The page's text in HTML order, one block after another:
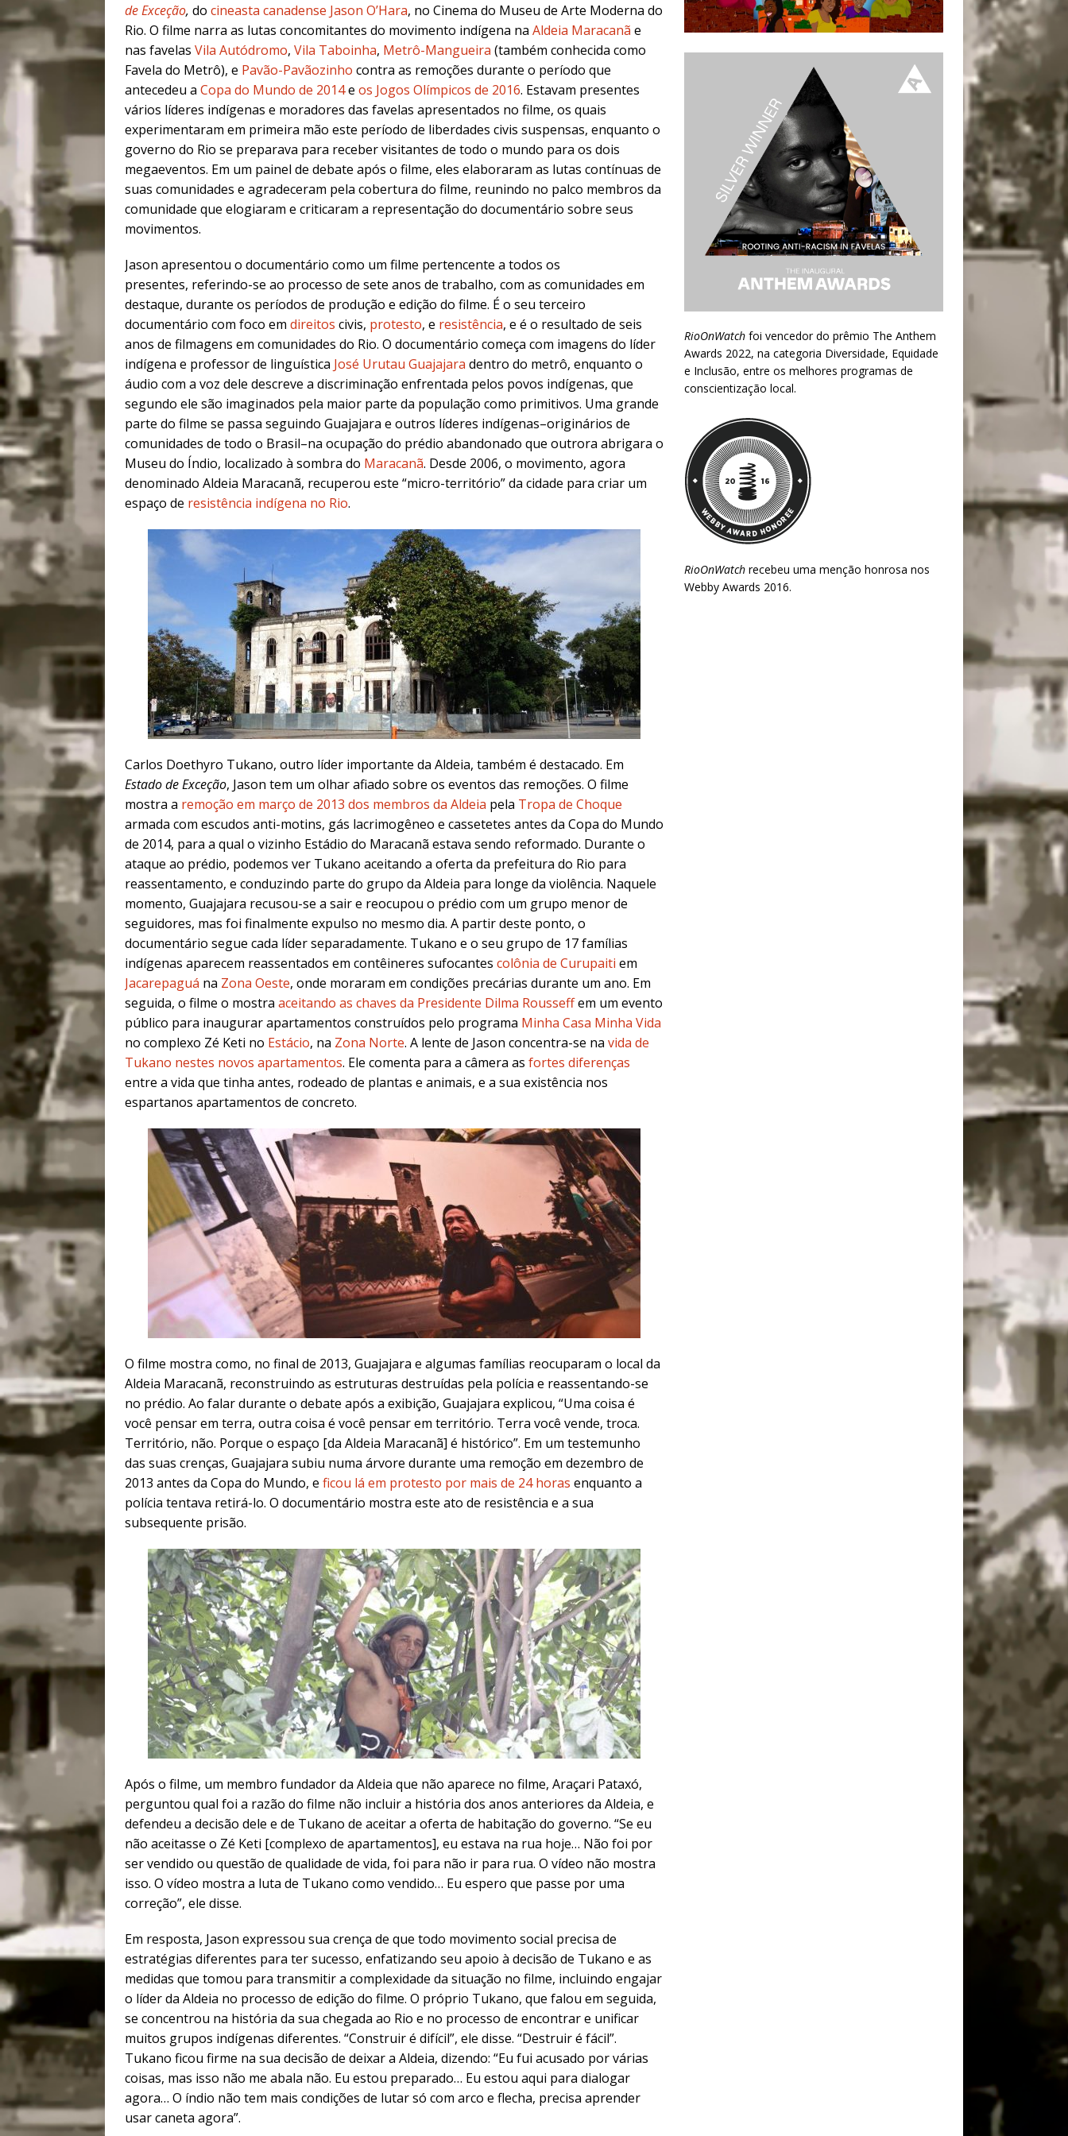
de Exceção, do cineasta canadense Jason O’Hara, no Cinema do Museu de Arte Moderna do
Rio. O filme narra as lutas concomitantes do movimento indígena na Aldeia Maracanã e
nas favelas Vila Autódromo, Vila Taboinha, Metrô-Mangueira (também conhecida como
Favela do Metrô), e Pavão-Pavãozinho contra as remoções durante o período que
antecedeu a Copa do Mundo de 2014e os Jogos Olímpicos de 2016. Estavam presentes
vários líderes indígenas e moradores das favelas apresentados no filme, os quais
experimentaram em primeira mão este período de liberdades civis suspensas, enquanto o
governo do Rio se preparava para receber visitantes de todo o mundo para os dois
megaeventos. Em um painel de debate após o filme, eles elaboraram as lutas contínuas de
suas comunidades e agradeceram pela cobertura do filme, reunindo no palco membros da
comunidade que elogiaram e criticaram a representação do documentário sobre seus
movimentos.
Jason apresentou o documentário como um filme pertencente a todos os
presentes, referindo-se ao processo de sete anos de trabalho, com as comunidades em
destaque, durante os períodos de produção e edição do filme. É o seu terceiro
documentário com foco em direitos civis, protesto, e resistência, e é o resultado de seis
anos de filmagens em comunidades do Rio. O documentário começa com imagens do líder
indígena e professor de linguística José Urutau Guajajara dentro do metrô, enquanto o
áudio com a voz dele descreve a discriminação enfrentada pelos povos indígenas, que
segundo ele são imaginados pela maior parte da população como primitivos. Uma grande
parte do filme se passa seguindo Guajajara e outros líderes indígenas–originários de
comunidades de todo o Brasil–na ocupação do prédio abandonado que outrora abrigara o
Museu do Índio, localizado à sombra do Maracanã. Desde 2006, o movimento, agora
denominado Aldeia Maracanã, recuperou este “micro-território” da cidade para criar um
espaço de resistência indígena no Rio.
Carlos Doethyro Tukano, outro líder importante da Aldeia, também é destacado. Em
Estado de Exceção, Jason tem um olhar afiado sobre os eventos das remoções. O filme
mostra a remoção em março de 2013 dos membros da Aldeia pela Tropa de Choque
armada com escudos anti-motins, gás lacrimogêneo e cassetetes antes da Copa do Mundo
de 2014, para a qual o vizinho Estádio do Maracanã estava sendo reformado. Durante o
ataque ao prédio, podemos ver Tukano aceitando a oferta da prefeitura do Rio para
reassentamento, e conduzindo parte do grupo da Aldeia para longe da violência. Naquele
momento, Guajajara recusou-se a sair e reocupou o prédio com um grupo menor de
seguidores, mas foi finalmente expulso no mesmo dia. A partir deste ponto, o
documentário segue cada líder separadamente. Tukano e o seu grupo de 17 famílias
indígenas aparecem reassentados em contêineres sufocantes colônia de Curupaiti em
Jacarepaguá na Zona Oeste, onde moraram em condições precárias durante um ano. Em
seguida, o filme o mostra aceitando as chaves da Presidente Dilma Rousseffem um evento
público para inaugurar apartamentos construídos pelo programa Minha Casa Minha Vida
no complexo Zé Keti no Estácio, na Zona Norte. A lente de Jason concentra-se na vida de
Tukano nestes novos apartamentos. Ele comenta para a câmera as fortes diferenças
entre a vida que tinha antes, rodeado de plantas e animais, e a sua existência nos
espartanos apartamentos de concreto.
O filme mostra como, no final de 2013, Guajajara e algumas famílias reocuparam o local da
Aldeia Maracanã, reconstruindo as estruturas destruídas pela polícia e reassentando-se
no prédio. Ao falar durante o debate após a exibição, Guajajara explicou, “Uma coisa é
você pensar em terra, outra coisa é você pensar em território. Terra você vende, troca.
Território, não. Porque o espaço [da Aldeia Maracanã] é histórico”. Em um testemunho
das suas crenças, Guajajara subiu numa árvore durante uma remoção em dezembro de
2013 antes da Copa do Mundo, e ficou lá em protesto por mais de 24 horas enquanto a
polícia tentava retirá-lo. O documentário mostra este ato de resistência e a sua
subsequente prisão.
Após o filme, um membro fundador da Aldeia que não aparece no filme, Araçari Pataxó,
perguntou qual foi a razão do filme não incluir a história dos anos anteriores da Aldeia, e
defendeu a decisão dele e de Tukano de aceitar a oferta de habitação do governo. “Se eu
não aceitasse o Zé Keti [complexo de apartamentos], eu estava na rua hoje… Não foi por
ser vendido ou questão de qualidade de vida, foi para não ir para rua. O vídeo não mostra
isso. O vídeo mostra a luta de Tukano como vendido… Eu espero que passe por uma
correção”, ele disse.
Em resposta, Jason expressou sua crença de que todo movimento social precisa de
estratégias diferentes para ter sucesso, enfatizando seu apoio à decisão de Tukano e as
medidas que tomou para transmitir a complexidade da situação no filme, incluindo engajar
o líder da Aldeia no processo de edição do filme. O próprio Tukano, que falou em seguida,
se concentrou na história da sua chegada ao Rio e no processo de encontrar e unificar
muitos grupos indígenas diferentes. “Construir é difícil”, ele disse. “Destruir é fácil”.
Tukano ficou firme na sua decisão de deixar a Aldeia, dizendo: “Eu fui acusado por várias
coisas, mas isso não me abala não. Eu estou preparado… Eu estou aqui para dialogar
agora… O índio não tem mais condições de lutar só com arco e flecha, precisa aprender
usar caneta agora”.
RioOnWatchfoi vencedor do prêmio The Anthem
Awards 2022, na categoria Diversidade, Equidade
e Inclusão, entre os melhores programas de
conscientização local.
RioOnWatchrecebeu uma menção honrosa nos
Webby Awards 2016.